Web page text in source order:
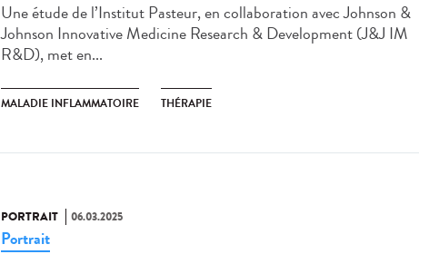
Une étude de l’Institut Pasteur, en collaboration avec Johnson &
Johnson Innovative Medicine Research & Development (J&J IM
R&D), met en...
MALADIE INFLAMMATOIRE THÉRAPIE
PORTRAIT 06.03.2025
Portrait